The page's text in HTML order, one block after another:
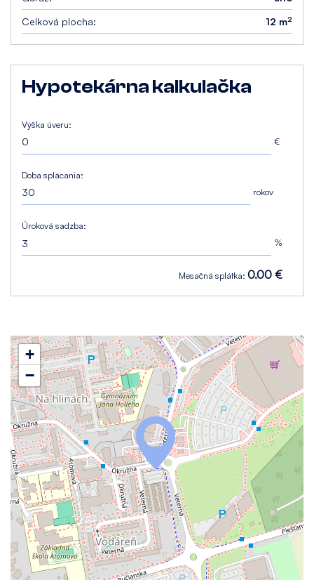
Celková plocha:
12 m2
Hypotekárna kalkulačka
Výška úveru:
€
Doba splácania:
rokov
Úroková sadzba:
%
Mesačná splátka: 0.00 €
+
−